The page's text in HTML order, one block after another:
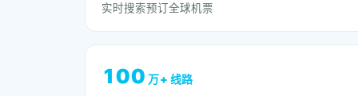
实时搜索预订全球机票
100 万+ 线路